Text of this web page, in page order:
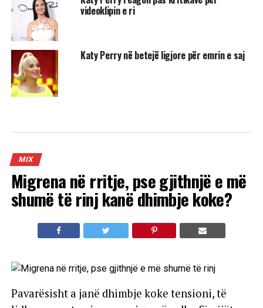
videoklipin e ri
Katy Perry në betejë ligjore për emrin e saj
MIX
Migrena në rritje, pse gjithnjë e më
shumë të rinj kanë dhimbje koke?
Pavarësisht a janë dhimbje koke tensioni, të